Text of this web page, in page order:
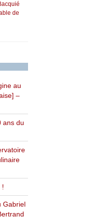
de
au
–
ans du
!
Gabriel